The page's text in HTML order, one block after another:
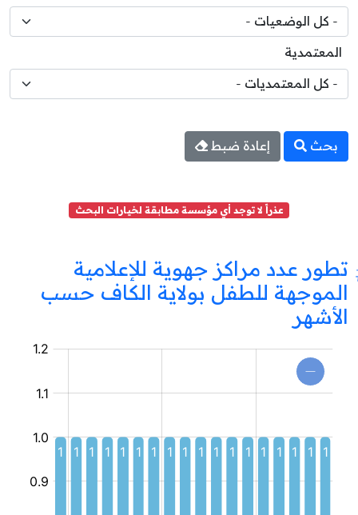
المعتمدية
بحث إعادة ضبط
عذراً لا توجد أي مؤسسة مطابقة لخيارات البحث
تطور عدد مراكز جهوية للإعلامية
الموجهة للطفل بولاية الكاف حسب
الأشهر
مركز
الموجهة